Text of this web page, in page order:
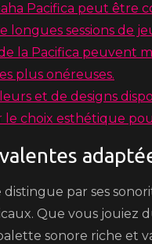
Pacifica peut
longues sessions de
la Pacifica peuvent
plus onéreuses.
et de designs
choix esthétique
distingue par ses
Que vous
sonore riche et